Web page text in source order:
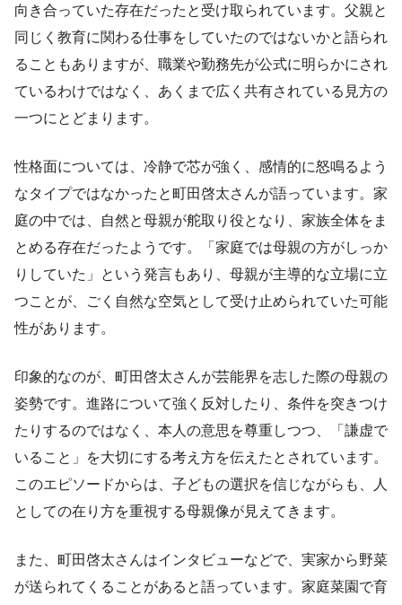
向き合っていた存在だったと受け取られています。父親と
同じく教育に関わる仕事をしていたのではないかと語られ
ることもありますが、職業や勤務先が公式に明らかにされ
ているわけではなく、あくまで広く共有されている見方の
一つにとどまります。
性格面については、冷静で芯が強く、感情的に怒鳴るよう
なタイプではなかったと町田啓太さんが語っています。家
庭の中では、自然と母親が舵取り役となり、家族全体をま
とめる存在だったようです。「家庭では母親の方がしっか
りしていた」という発言もあり、母親が主導的な立場に立
つことが、ごく自然な空気として受け止められていた可能
性があります。
印象的なのが、町田啓太さんが芸能界を志した際の母親の
姿勢です。進路について強く反対したり、条件を突きつけ
たりするのではなく、本人の意思を尊重しつつ、「謙虚で
いること」を大切にする考え方を伝えたとされています。
このエピソードからは、子どもの選択を信じながらも、人
としての在り方を重視する母親像が見えてきます。
また、町田啓太さんはインタビューなどで、実家から野菜
が送られてくることがあると語っています。家庭菜園で育